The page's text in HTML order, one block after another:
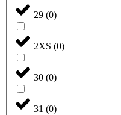
29 (0)
2XS (0)
30 (0)
31 (0)